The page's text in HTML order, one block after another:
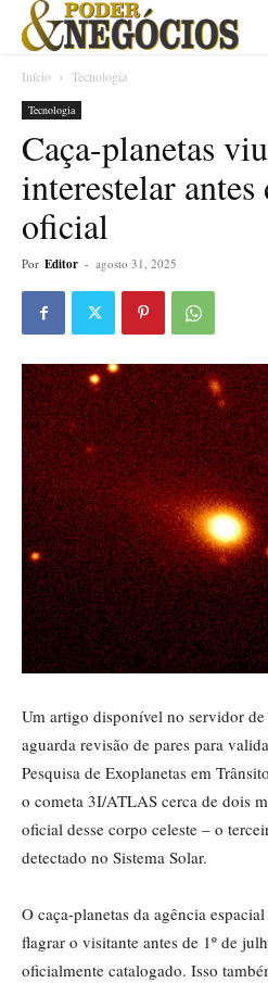
Início Tecnologia
Tecnologia
Caça-planetas
interestelar antes
oficial
Por Editor - agosto 31, 2025
Um artigo disponível no servidor de
aguarda revisão de pares para
Pesquisa de Exoplanetas em
o cometa 3I/ATLAS cerca de dois
oficial desse corpo celeste – o
detectado no Sistema Solar.
O caça-planetas da agência
flagrar o visitante antes de 1º de
oficialmente catalogado. Isso